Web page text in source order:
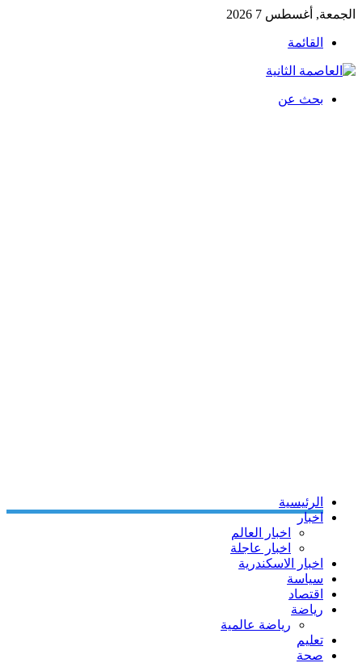
الجمعة, أغسطس 7 2026
القائمة
بحث عن
الرئيسية
اخبار
اخبار العالم
اخبار عاجلة
اخبار الاسكندرية
سياسة
اقتصاد
رياضة
رياضة عالمية
تعليم
صحة